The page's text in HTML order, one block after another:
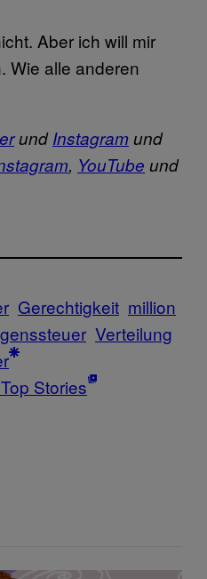
Aber ich will mir
Wie alle anderen
undInstagramund
, YouTube und
Gerechtigkeit million
Verteilung
Stories